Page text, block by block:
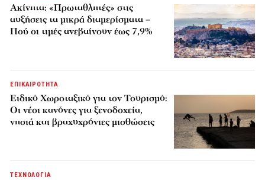
Ακίνητα: «Πρωταθλητές» στις
αυξήσεις τα μικρά διαμερίσματα –
Πού οι τιμές ανεβαίνουν έως 7,9%
ΕΠΙΚΑΙΡΟΤΗΤΑ
Ειδικό Χωροταξικό για τον Τουρισμό:
Οι νέοι κανόνες για ξενοδοχεία,
νησιά και βραχυχρόνιες μισθώσεις
ΤΕΧΝΟΛΟΓΙΑ